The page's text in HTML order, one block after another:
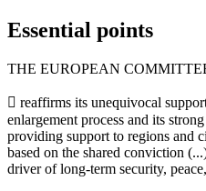
Essential points
THE EUROPEAN
 reaffirms its unequivocal
enlargement process and its
providing support to regions and
based on the shared conviction
driver of long-term security,